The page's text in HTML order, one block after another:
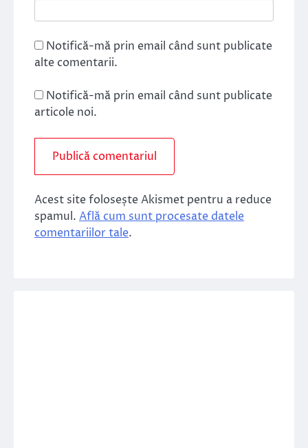
Notifică-mă prin email când sunt publicate
alte comentarii.
Notifică-mă prin email când sunt publicate
articole noi.
Acest site folosește Akismet pentru a reduce
spamul. Află cum sunt procesate datele
comentariilor tale.